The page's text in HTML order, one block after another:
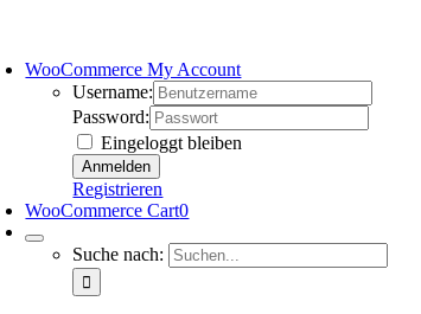
WooCommerce My Account
Username:
Password:
Eingeloggt bleiben
Registrieren
WooCommerce Cart0
Suche nach: